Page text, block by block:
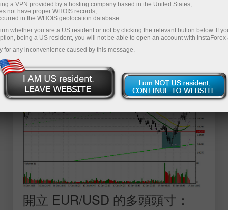
在我的晨間預測中，我關注了1.0287水平作為市場進入決
策的關鍵點。讓我們分析一下5分鐘圖表來看看發生了什麼
情況。價格下跌以及接近1.0287附近形成的假突破為多頭
頭寸提供了一個穩固的進場點，寫本文時已上漲了20點。
開立 EUR/USD 的多頭頭寸：
a VPN provided by a hosting company based in the United States;
not have proper WHOIS records;
in the WHOIS geolocation database.
whether you are a US resident or not by clicking the relevant button below. If
being a US resident, you will not be able to open an account with InstaForex
for any inconvenience caused by this message.